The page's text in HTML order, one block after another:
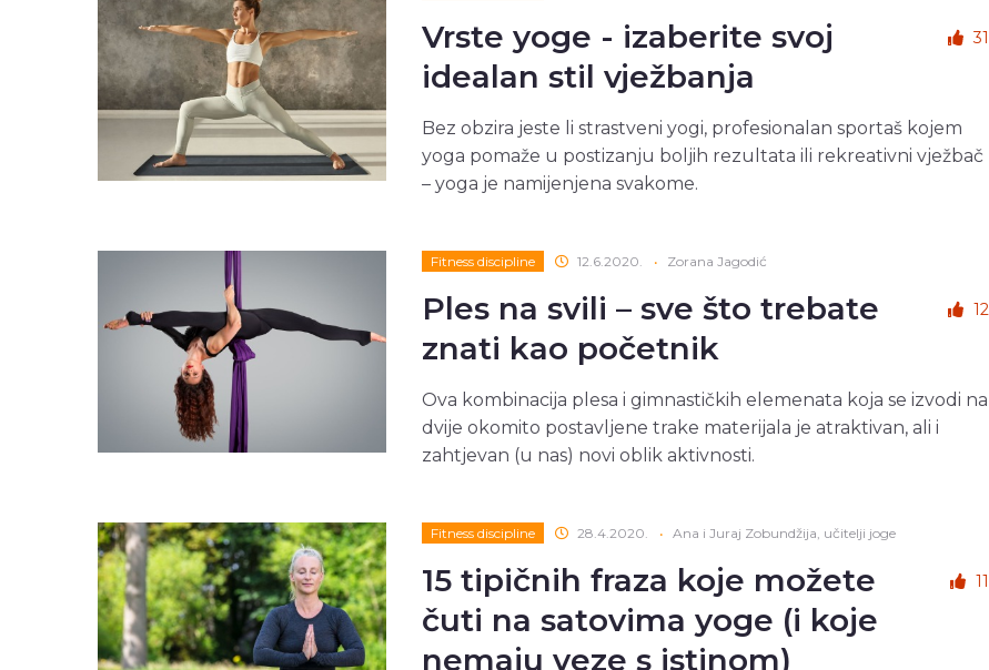
Vrste yoge - izaberite svoj
idealan stil vježbanja
31
Bez obzira jeste li strastveni yogi, profesionalan sportaš kojem
yoga pomaže u postizanju boljih rezultata ili rekreativni vježbač
– yoga je namijenjena svakome.
Fitness discipline 12.6.2020. • Zorana Jagodić
Ples na svili – sve što trebate
znati kao početnik
12
Ova kombinacija plesa i gimnastičkih elemenata koja se izvodi na
dvije okomito postavljene trake materijala je atraktivan, ali i
zahtjevan (u nas) novi oblik aktivnosti.
Fitness discipline 28.4.2020. • Ana i Juraj Zobundžija, učitelji joge
15 tipičnih fraza koje možete
čuti na satovima yoge (i koje
nemaju veze s istinom)
11